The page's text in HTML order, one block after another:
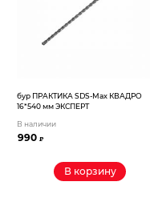
бур ПРАКТИКА SDS-Max КВАДРО
16*540 мм ЭКСПЕРТ
В наличии
990₽
В корзину